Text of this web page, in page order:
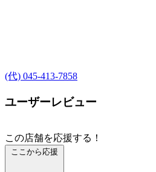
(代) 045-413-7858
ユーザーレビュー
この店舗を応援する！
ここから応援